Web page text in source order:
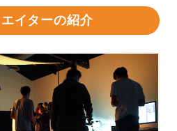
イターの紹介